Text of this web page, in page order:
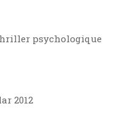
psychologique
2012